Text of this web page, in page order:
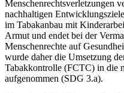
Menschenrechtsverletzungen
nachhaltigen
im Tabakanbau mit
Armut und endet bei der
Menschenrechte auf
wurde daher die Umsetzung
Tabakkontrolle (FCTC) in die
aufgenommen (SDG 3.a).